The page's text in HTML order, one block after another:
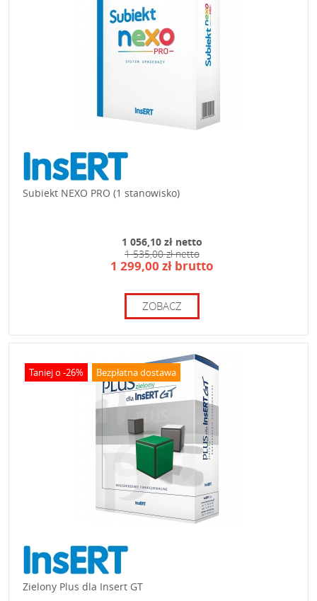
Subiekt NEXO PRO (1 stanowisko)
1 056,10 zł netto
1 535,00 zł netto
1 299,00 zł brutto
ZOBACZ
Taniej o -26% Bezpłatna dostawa
Zielony Plus dla Insert GT